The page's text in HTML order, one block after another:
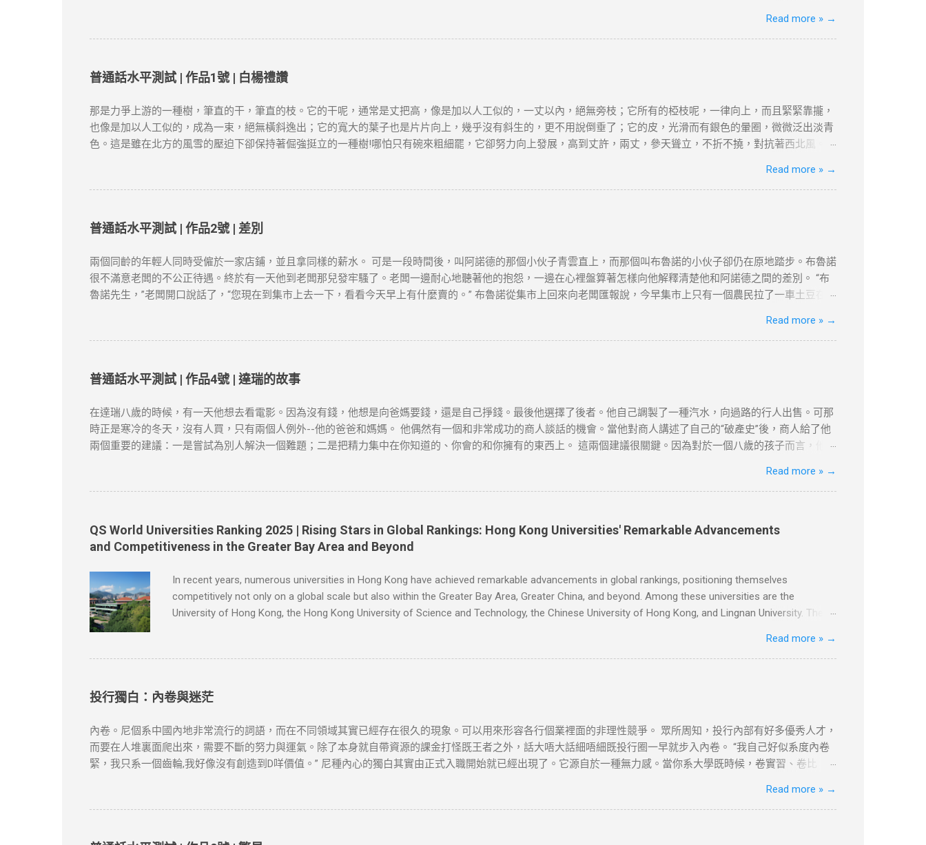
類）。 合約與職位匹配 ：受聘工作須與學歷及專業相符，並提供完整合約、稅單及強積金（MPF）記錄。 2. 香港居住與社會融入 「兩址兩單」原則 ：需提供住址證
明（租約、水電單）、公司地址及薪俸稅/利得稅單，證明與香港的實質連結。 通常居住證明 ：每年需在港居住至少180天，長期離港者需提供合理解釋（如外派工
符合「合理規模業務」標準。 4. 家庭成員在港生活 配偶與子女因素 ：若配偶在港工作、子女就讀本地學校，可作為續簽的輔助證明。 三、2025年續簽流程與常見誤
等）。 2. 常見拒簽原因與避坑建議 誤區一：依賴「空殼公司」 高才自雇續簽需避免「虛假掛靠」，空殼公司拒批率超80%。 誤區二：忽略居住要求 離港超過180天
未提供合理解釋，可能被視為「非通常居住」。 誤區三：收入不達標 月薪需達2萬港幣以上，且收入來源需與香港公司直接相關。 四、2025年KPI目標下的實務策略
1. 專業規劃與長期布局 薪俸稅與利得稅區分 ：自雇者需注意「薪俸稅」與「利得稅」差異，續簽需以薪俸稅為主。 合約期限設計 ：建議簽訂長約（如2-3年），以
Read more » →
普通話水平測試 | 作品1號 | 白楊禮讚
那是力爭上游的一種樹，筆直的干，筆直的枝。它的干呢，通常是丈把高，像是加以人工似的，一丈以內，絕無旁枝；它所有的椏枝呢，一律向上，而且緊緊靠攏，
也像是加以人工似的，成為一束，絕無橫斜逸出；它的寬大的葉子也是片片向上，幾乎沒有斜生的，更不用說倒垂了；它的皮，光滑而有銀色的暈圈，微微泛出淡青
色。這是雖在北方的風雪的壓迫下卻保持著倔強挺立的一種樹!哪怕只有碗來粗細罷，它卻努力向上發展，高到丈許，兩丈，參天聳立，不折不撓，對抗著西北風。
類而言，那麼，白楊樹算不得樹中的好女子；但是它卻是偉岸，正直，樸質，嚴肅，也不缺乏溫和，更不用提它的堅強不屈與挺拔，它是樹中的偉丈夫!當你在積雪初
融的高原上走過，看見平坦的大地上傲然挺立這麼一株或一排白楊樹，難道你就只覺得樹只是樹，難道你就不想到它的樸質，嚴肅，堅強不屈，至少也像徵了北方的
僅供學習用途。請各位讀者閲讀前自行衡量風險，本文筆者及網站不對讀者閲讀前後的任何行爲負責。如有錯漏或任何問題，筆者及網站概不負責，並保留對文章更
Read more » →
普通話水平測試 | 作品2號 | 差別
兩個同齡的年輕人同時受僱於一家店鋪，並且拿同樣的薪水。 可是一段時間後，叫阿諾德的那個小伙子青雲直上，而那個叫布魯諾的小伙子卻仍在原地踏步。布魯諾
很不滿意老闆的不公正待遇。終於有一天他到老闆那兒發牢騷了。老闆一邊耐心地聽著他的抱怨，一邊在心裡盤算著怎樣向他解釋清楚他和阿諾德之間的差別。 “布
魯諾先生，”老闆開口說話了，“您現在到集市上去一下，看看今天早上有什麼賣的。” 布魯諾從集市上回來向老闆匯報說，今早集市上只有一個農民拉了一車土豆在
闆對他說，“現在請您坐到這把椅子上一句話也不要說，看看阿諾德怎麼說。” 阿諾德很快就從集市上回來了。向老闆匯報說到現在為止只有一個農民在賣土豆，一共
四十口袋，價格是多少多少；土豆質量很不錯，他帶回來一個讓老闆看看。這個農民一個鐘頭以後還會弄來幾箱西紅柿，據他看價格非常公道。昨天他們鋪子的西紅
險，本文筆者及網站不對讀者閲讀前後的任何行爲負責。如有錯漏或任何問題，筆者及網站概不負責，並保留對文章更新和刪除的權力。本文純粹分享學習内容。如
Read more » →
普通話水平測試 | 作品4號 | 達瑞的故事
在達瑞八歲的時候，有一天他想去看電影。因為沒有錢，他想是向爸媽要錢，還是自己掙錢。最後他選擇了後者。他自己調製了一種汽水，向過路的行人出售。可那
時正是寒冷的冬天，沒有人買，只有兩個人例外--他的爸爸和媽媽。 他偶然有一個和非常成功的商人談話的機會。當他對商人講述了自己的“破產史”後，商人給了他
兩個重要的建議：一是嘗試為別人解決一個難題；二是把精力集中在你知道的、你會的和你擁有的東西上。 這兩個建議很關鍵。因為對於一個八歲的孩子而言，他不
從花園籬笆的一個特製的管子裡塞進來。假如你想穿著睡衣舒舒服服地吃早飯和看報紙，就必須離開溫暖的房間，冒著寒風，到花園去取。雖然路短，但十分麻煩。
當達瑞為父親取報紙的時候，一個主意誕生了。當天他就按響鄰居的門鈴，對他們說，每個月只需付給他一美元，他就每天早上把報紙塞到他們的房門底下。大多數
筆者及網站不對讀者閲讀前後的任何行爲負責。如有錯漏或任何問題，筆者及網站概不負責，並保留對文章更新和刪除的權力。本文純粹分享學習内容。如涉及版權
問題，請版權持有人與我們聯絡，我們會配合及作出適當安排，不便之處，敬請原諒。
Read more » →
QS World Universities Ranking 2025 | Rising Stars in Global Rankings: Hong Kong Universities' Remarkable Advancements
and Competitiveness in the Greater Bay Area and Beyond
In recent years, numerous universities in Hong Kong have achieved remarkable advancements in global rankings, positioning themselves
competitively not only on a global scale but also within the Greater Bay Area, Greater China, and beyond. Among these universities are the
University of Hong Kong, the Hong Kong University of Science and Technology, the Chinese University of Hong Kong, and Lingnan University. The
international rankings due to its exceptional teaching, research outcomes, and extensive collaborations on an international level. Similarly, the Hong
Kong University of Science and Technology has experienced significant strides in rankings, focusing on nurturing innovative talents and achieving
Kong ha...
Read more » →
投行獨白：內卷與迷茫
內卷。尼個系中國內地非常流行的詞語，而在不同領域其實已經存在很久的現象。可以用來形容各行個業裡面的非理性競爭。 眾所周知，投行內部有好多優秀人才，
而要在人堆裏面爬出來，需要不斷的努力與運氣。除了本身就自帶資源的課金打怪既王者之外，話大唔大話細唔細既投行圈一早就步入內卷。 “我自己好似系度內卷
緊，我只系一個齒輪,我好像沒有創造到D咩價值。” 尼種內心的獨白其實由正式入職開始就已經出現了。它源自於一種無力感。當你系大學既時候，卷實習、卷比
衫。 同時投行本身就系服務業，大把人想入投行，但職位空缺少，因為大部份人都唔想走，亦都唔知點走。出去第度你就可以確保搵到咁多？由Sell side跳去Buy
side，的確可以換來Work Life Balance，但個D工作真系系度創造緊價值？我唔知咁樣既工作係咪真系我想要既。 尼個或許就是人類的迷茫與矛盾吧。唔諗啦，返去
Read more » →